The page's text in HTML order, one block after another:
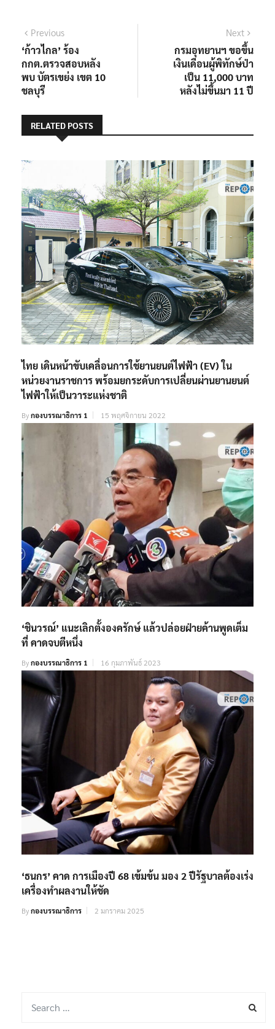
แนะแนว
เรื่อง
PreviousPrevious
post:
‘ก้าวไกล’ ร้อง
กกต.ตรวจสอบหลัง
พบ บัตรเขย่ง เขต 10
ชลบุรี
Next
post:
กรมอุทยานฯ ขอขึ้น
เงินเดือนผู้พิทักษ์ป่า
เป็น 11,000 บาท
หลังไม่ขึ้นมา 11 ปี
RELATED POSTS
ไทย เดินหน้าขับเคลื่อนการใช้ยานยนต์ไฟฟ้า (EV) ใน
หน่วยงานราชการ พร้อมยกระดับการเปลี่ยนผ่านยานยนต์
ไฟฟ้าให้เป็นวาระแห่งชาติ
Byกองบรรณาธิการ 1 15 พฤศจิกายน 2022
‘ชินวรณ์’ แนะเลิกตั้งองครักษ์ แล้วปล่อยฝ่ายค้านพูดเต็ม
ที่ คาดจบตีหนึ่ง
Byกองบรรณาธิการ 1 16 กุมภาพันธ์ 2023
‘ธนกร’ คาด การเมืองปี 68 เข้มข้น มอง 2 ปีรัฐบาลต้องเร่ง
เครื่องทำผลงานให้ชัด
Byกองบรรณาธิการ 2 มกราคม 2025